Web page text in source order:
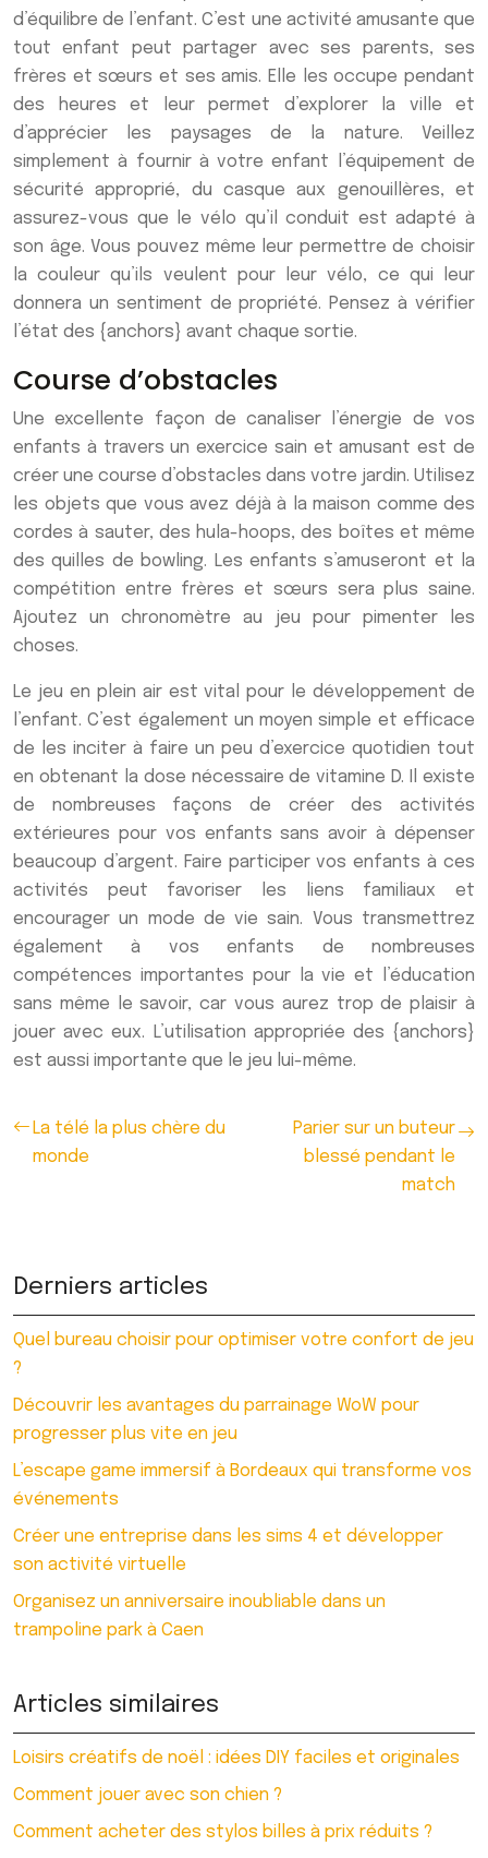
d’équilibre de l’enfant. C’est une activité amusante que
tout enfant peut partager avec ses parents, ses
frères et sœurs et ses amis. Elle les occupe pendant
des heures et leur permet d’explorer la ville et
d’apprécier les paysages de la nature. Veillez
simplement à fournir à votre enfant l’équipement de
sécurité approprié, du casque aux genouillères, et
assurez-vous que le vélo qu’il conduit est adapté à
son âge. Vous pouvez même leur permettre de choisir
la couleur qu’ils veulent pour leur vélo, ce qui leur
donnera un sentiment de propriété. Pensez à vérifier
l’état des {anchors} avant chaque sortie.
Course d’obstacles
Une excellente façon de canaliser l’énergie de vos
enfants à travers un exercice sain et amusant est de
créer une course d’obstacles dans votre jardin. Utilisez
les objets que vous avez déjà à la maison comme des
cordes à sauter, des hula-hoops, des boîtes et même
des quilles de bowling. Les enfants s’amuseront et la
compétition entre frères et sœurs sera plus saine.
Ajoutez un chronomètre au jeu pour pimenter les
choses.
Le jeu en plein air est vital pour le développement de
l’enfant. C’est également un moyen simple et efficace
de les inciter à faire un peu d’exercice quotidien tout
en obtenant la dose nécessaire de vitamine D. Il existe
de nombreuses façons de créer des activités
extérieures pour vos enfants sans avoir à dépenser
beaucoup d’argent. Faire participer vos enfants à ces
activités peut favoriser les liens familiaux et
encourager un mode de vie sain. Vous transmettrez
également à vos enfants de nombreuses
compétences importantes pour la vie et l’éducation
sans même le savoir, car vous aurez trop de plaisir à
jouer avec eux. L’utilisation appropriée des {anchors}
est aussi importante que le jeu lui-même.
La télé la plus chère du
monde
Parier sur un buteur
blessé pendant le
match
Derniers articles
Quel bureau choisir pour optimiser votre confort de jeu
?
Découvrir les avantages du parrainage WoW pour
progresser plus vite en jeu
L’escape game immersif à Bordeaux qui transforme vos
événements
Créer une entreprise dans les sims 4 et développer
son activité virtuelle
Organisez un anniversaire inoubliable dans un
trampoline park à Caen
Articles similaires
Loisirs créatifs de noël : idées DIY faciles et originales
Comment jouer avec son chien ?
Comment acheter des stylos billes à prix réduits ?